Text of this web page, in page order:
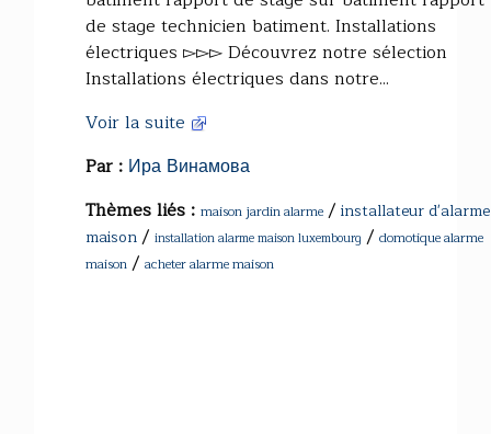
de stage technicien batiment. Installations
électriques ▻▻▻ Découvrez notre sélection
Installations électriques dans notre...
Voir la suite
Par : Ира Винамова
Thèmes liés : maison jardin alarme / installateur d'alarme
maison/ installation alarme maison luxembourg / domotique alarme
maison / acheter alarme maison